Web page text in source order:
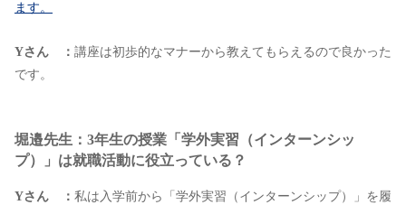
ます。
Yさん ： 講座は初歩的なマナーから教えてもらえるので良かった
です。
堀邉先生：3年生の授業「学外実習（インターンシッ
プ）」は就職活動に役立っている？
Yさん ： 私は入学前から「学外実習（インターンシップ）」を履